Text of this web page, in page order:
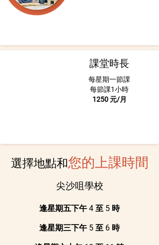
課堂時長
每星期一節課
每節課1小時
1250 元/月
選擇地點和您的上課時間
尖沙咀學校
逢星期五下午 4 至 5 時
逢星期三下午 5 至 6 時